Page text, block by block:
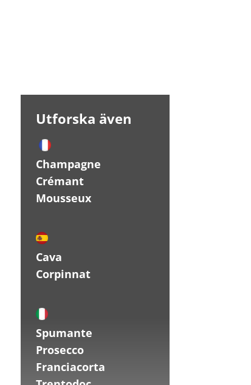
Utforska även
Champagne
Crémant
Mousseux
Cava
Corpinnat
Spumante
Prosecco
Franciacorta